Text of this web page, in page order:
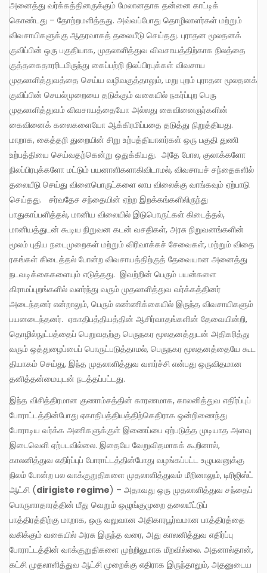
அனைத்து வர்க்கத்தினருக்கும் மேலானதாக தன்னை காட்டிக்
கொண்டது – தோற்றமளித்தது. அவ்வப்போது தொழிலாளர்கள் மற்றும்
விவசாயிகளுக்கு ஆதரவாகத் தலையீடு செய்தது. புராதன மூலதனக்
குவிப்பின் ஒரு பகுதியாக, முதலாளித்துவ விவசாயத்திற்காக நிலத்தை
குத்தகைதாரரிடமிருந்து கைப்பற்றி நிலப்பிரபுக்கள் விவசாய
முதலாளித்துவத்தை செய்ய வழிவகுத்தாலும், மறு புறம் புராதன மூலதனக்
குவிப்பின் செயல்முறையை தடுக்கும் வகையில் நகர்ப்புற பெரு
முதலாளித்துவம் விவசாயத்தையோ அல்லது கைவினைஞர்களின்
கைவினைக் கலைகளையோ ஆக்கிரமிப்பதை தடுத்து நிறுத்தியது.
மாறாக, கைத்தறி துறையின் சிறு உற்பத்தியாளர்கள் ஒரு பகுதி துணி
உற்பத்தியை செய்வதற்கென்று ஒதுக்கியது. அதே போல, குலாக்களோ
நிலப்பிரபுக்களோ மட்டும் பயனாளிகளாகிவிடாமல், விவசாயச் சந்தைகளில்
தலையீடு செய்து விளைபொருட்களை லாப விலைக்கு வாங்கவும் ஏற்பாடு
செய்தது. சர்வதேச சந்தையின் ஏற்ற இறக்கங்களிலிருந்து
பாதுகாப்பளித்தல், மானிய விலையில் இடுபொருட்கள் கிடைத்தல்,
மானியத்துடன் கூடிய நிறுவன கடன் வசதிகள், அரசு நிறுவனங்களின்
மூலம் புதிய நடைமுறைகள் மற்றும் விரிவாக்கச் சேவைகள், மற்றும் விதை
ரகங்கள் கிடைத்தல் போன்ற விவசாயத்திற்குத் தேவையான அனைத்து
நடவடிக்கைகளையும் எடுத்தது. இவற்றின் பெரும் பயன்களை
கிராமப்புறங்களில் வளர்ந்து வரும் முதலாளித்துவ வர்க்கத்தினர்
அடைந்தனர் என்றாலும், பெரும் எண்ணிக்கையில் இருந்த விவசாயிகளும்
பயனடைந்தனர். ஏகாதிபத்தியத்தின் ஆசிர்வாதங்களின் தேவையின்றி,
தொழில்நுட்பத்தைப் பெறுவதற்கு பெருநகர மூலதனத்துடன் அதிகரித்து
வரும் ஒத்துழைப்பைப் பொருட்படுத்தாமல், பெருநகர மூலதனத்தையே கூட
தியாகம் செய்து, இந்த முதலாளித்துவ வளர்ச்சி என்பது ஒருவிதமான
தனித்தன்மையுடன் நடத்தப்பட்டது.
இந்த விசித்திரமான குணாம்சத்தின் காரணமாக, காலனித்துவ எதிர்ப்புப்
போராட்டத்தின்போது ஏகாதிபத்தியத்திற்கெதிராக ஒன்றிணைந்து
போராடிய வர்க்க அணிகளுக்குள் இணைப்பை ஏற்படுத்த முடியாத அளவு
இடைவெளி ஏற்படவில்லை. இதையே வேறுவிதமாகக் கூறினால்,
காலனித்துவ எதிர்ப்புப் போராட்டத்தின்போது வழங்கப்பட்ட உழுபவனுக்கு
நிலம் போன்ற பல வாக்குறுதிகளை முதலாளித்துவம் மீறினாலும், டிரிஜிஸ்ட்
ஆட்சி (dirigiste regime) – அதாவது ஒரு முதலாளித்துவ சந்தைப்
பொருளாதாரத்தின் மீது வெறும் ஒழுங்குமுறை தலையீட்டுப்
பாத்திரத்திற்கு மாறாக, ஒரு வலுவான அதிகாரபூர்வமான பாத்திரத்தை
வகிக்கும் வகையில் அரசு இருந்த வரை, அது காலனித்துவ எதிர்ப்பு
போராட்டத்தின் வாக்குறுதிகளை முற்றிலுமாக மீறவில்லை. அதனால்தான்,
கட்சி முதலாளித்துவ ஆட்சி முறைக்கு எதிராக இருந்தாலும், அதனுடைய